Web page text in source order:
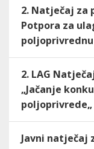
2. Natječaj za
Potpora za
2. LAG
„Jačanje
poljoprivrede„
Javni natječaj